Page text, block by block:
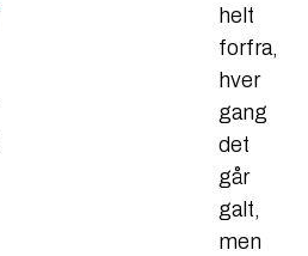
helt
forfra,
hver
gang
det
går
galt,
men